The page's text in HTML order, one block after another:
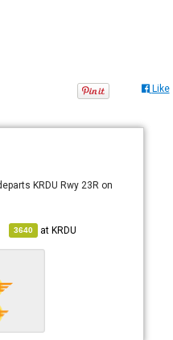
Like
KRDU Rwy 23R on
3640 atKRDU